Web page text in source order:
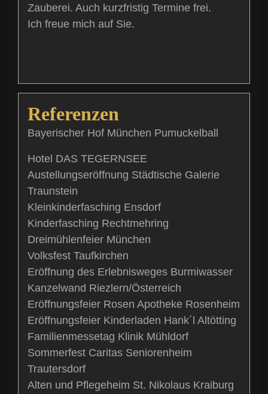
Zauberei. Auch kurzfristig Termine frei.
Ich freue mich auf Sie.
Referenzen
Bayerischer Hof München Pumuckelball
Hotel DAS TEGERNSEE
Austellungseröffnung Städtische Galerie
Traunstein
Kleinkinderfasching Ensdorf
Kinderfasching Rechtmehring
Dreimühlenfeier München
Volksfest Taufkirchen
Eröffnung des Erlebnisweges Burmiwasser
Kanzelwand Riezlern/Österreich
Eröffnungsfeier Rosen Apotheke Rosenheim
Eröffnungsfeier Kinderladen Hank´l Altötting
Familienmessetag Klinik Mühldorf
Sommerfest Caritas Seniorenheim
Trautersdorf
Alten und Pflegeheim St. Nikolaus Kraiburg